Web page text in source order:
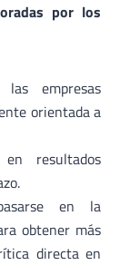
por los
empresas
orientada a
resultados
en la
obtener más
directa en